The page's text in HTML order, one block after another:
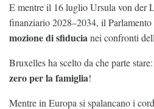
E mentre il 16 luglio Ursula von der
finanziario 2028–2034, il Parlamento
mozione di sfiducianei confronti
Bruxelles ha scelto da che parte stare:
zero per la famiglia!
Mentre in Europa si spalancano i